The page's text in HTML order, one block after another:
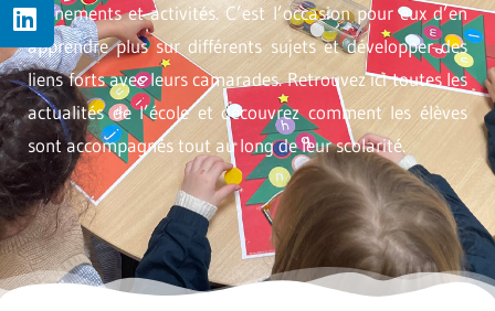
évènements et activités. C’est l’occasion pour eux d’en
apprendre plus sur différents sujets et développer des
liens forts avec leurs camarades. Retrouvez ici toutes les
actualités de l’école et découvrez comment les élèves
sont accompagnés tout au long de leur scolarité.